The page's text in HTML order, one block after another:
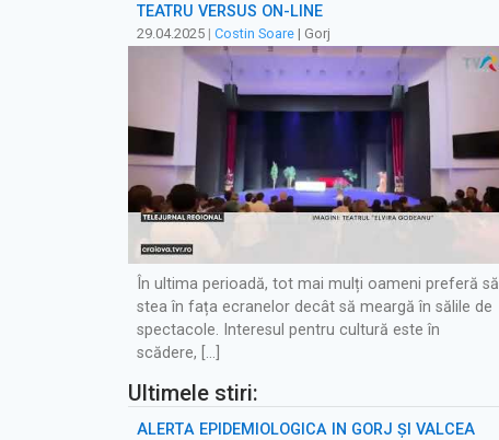
TEATRU VERSUS ON-LINE
29.04.2025 | Costin Soare | Gorj
În ultima perioadă, tot mai mulți oameni preferă să
stea în fața ecranelor decât să meargă în sălile de
spectacole. Interesul pentru cultură este în
scădere, […]
Ultimele stiri:
ALERTĂ EPIDEMIOLOGICĂ ÎN GORJ ȘI VÂLCEA